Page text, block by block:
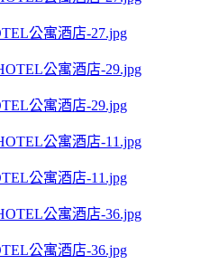
公寓酒店-27.jpg
公寓酒店-29.jpg
公寓酒店-11.jpg
公寓酒店-36.jpg